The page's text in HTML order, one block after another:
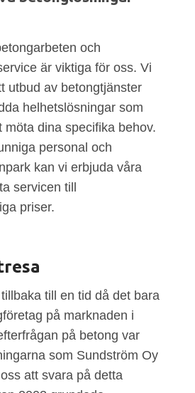
och
är viktiga för oss. Vi
utbud av betongtjänster
helhetslösningar som
möta dina specifika behov.
personal och
kan vi erbjuda våra
servicen till
priser.
till en tid då det bara
på marknaden i
på betong var
som Sundström Oy
att svara på detta